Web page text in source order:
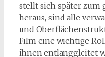
stellt sich später zum
heraus, sind alle
und
Film eine wichtige
ihnen entlanggleitet